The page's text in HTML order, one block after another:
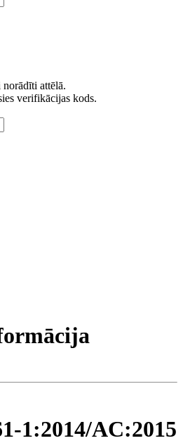
attēlā.
verifikācijas kods.
1:2014/AC:2015